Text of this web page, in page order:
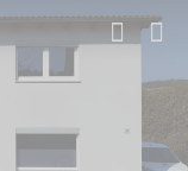
Kreuther Forst